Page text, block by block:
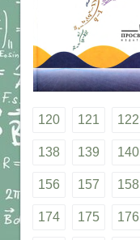
120 121 122
138 139 140
156 157 158
174 175 176